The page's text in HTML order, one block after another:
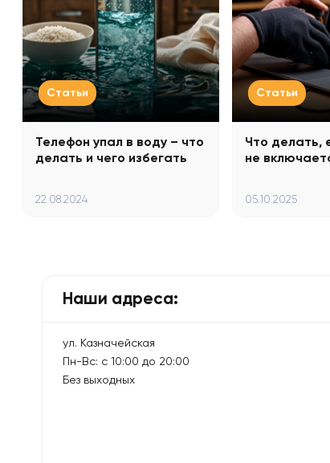
Статьи
Телефон упал в воду – что
делать и чего избегать
22.08.2024
Статьи
Что делать,
не
05.10.2025
Наши адреса:
ул. Казначейская
Пн-Вс: с 10:00 до 20:00
Без выходных